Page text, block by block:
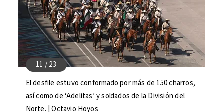
El desfile estuvo conformado por más de 150 charros,
así como de ‘Adelitas’ y soldados de la División del
Norte. | Octavio Hoyos